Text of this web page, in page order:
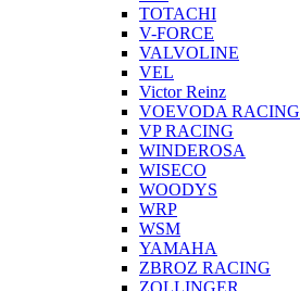
TOTACHI
V-FORCE
VALVOLINE
VEL
Victor Reinz
VOEVODA RACING
VP RACING
WINDEROSA
WISECO
WOODYS
WRP
WSM
YAMAHA
ZBROZ RACING
ZOLLINGER